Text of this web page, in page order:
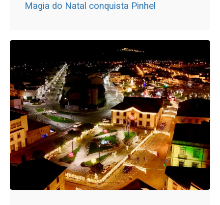
Magia do Natal conquista Pinhel